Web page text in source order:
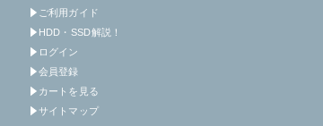
ご利用ガイド
HDD・SSD解説！
ログイン
会員登録
カートを見る
サイトマップ